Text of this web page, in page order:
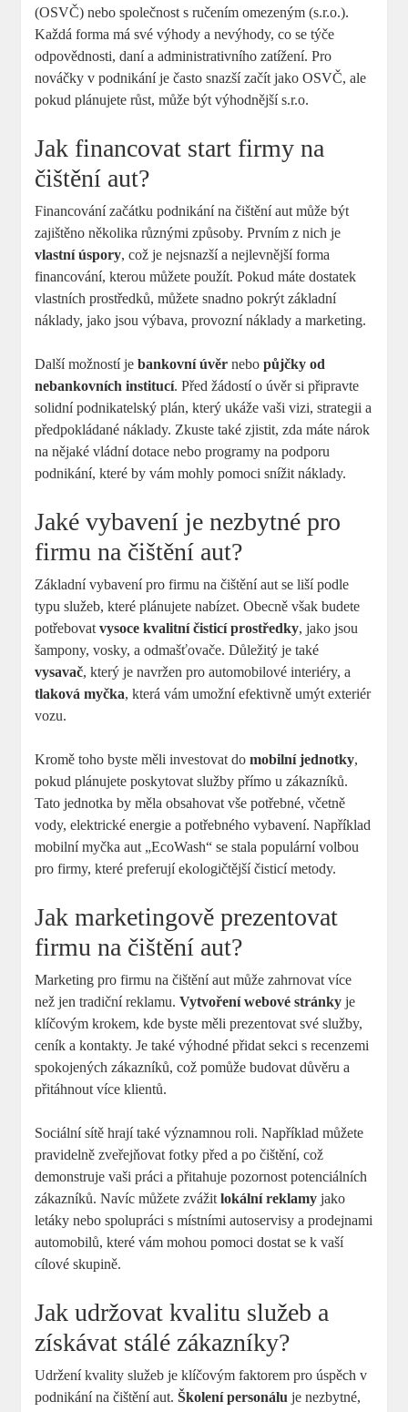
(OSVČ) nebo společnost s ručením omezeným (s.r.o.).
Každá forma má své výhody a nevýhody, co se týče
odpovědnosti, daní a administrativního zatížení. Pro
nováčky v podnikání je často snazší začít jako OSVČ, ale
pokud plánujete růst, může být výhodnější s.r.o.
Jak financovat start firmy na
čištění aut?
Financování začátku podnikání na čištění aut může být
zajištěno několika různými způsoby. Prvním z nich je
vlastní úspory, což je nejsnazší a nejlevnější forma
financování, kterou můžete použít. Pokud máte dostatek
vlastních prostředků, můžete snadno pokrýt základní
náklady, jako jsou výbava, provozní náklady a marketing.
Další možností jebankovní úvěr nebopůjčky od
nebankovních institucí. Před žádostí o úvěr si připravte
solidní podnikatelský plán, který ukáže vaši vizi, strategii a
předpokládané náklady. Zkuste také zjistit, zda máte nárok
na nějaké vládní dotace nebo programy na podporu
podnikání, které by vám mohly pomoci snížit náklady.
Jaké vybavení je nezbytné pro
firmu na čištění aut?
Základní vybavení pro firmu na čištění aut se liší podle
typu služeb, které plánujete nabízet. Obecně však budete
potřebovatvysoce kvalitní čisticí prostředky, jako jsou
šampony, vosky, a odmašťovače. Důležitý je také
vysavač, který je navržen pro automobilové interiéry, a
tlaková myčka, která vám umožní efektivně umýt exteriér
vozu.
Kromě toho byste měli investovat domobilní jednotky,
pokud plánujete poskytovat služby přímo u zákazníků.
Tato jednotka by měla obsahovat vše potřebné, včetně
vody, elektrické energie a potřebného vybavení. Například
mobilní myčka aut „EcoWash“ se stala populární volbou
pro firmy, které preferují ekologičtější čisticí metody.
Jak marketingově prezentovat
firmu na čištění aut?
Marketing pro firmu na čištění aut může zahrnovat více
než jen tradiční reklamu.Vytvoření webové stránky je
klíčovým krokem, kde byste měli prezentovat své služby,
ceník a kontakty. Je také výhodné přidat sekci s recenzemi
spokojených zákazníků, což pomůže budovat důvěru a
přitáhnout více klientů.
Sociální sítě hrají také významnou roli. Například můžete
pravidelně zveřejňovat fotky před a po čištění, což
demonstruje vaši práci a přitahuje pozornost potenciálních
zákazníků. Navíc můžete zvážitlokální reklamy jako
letáky nebo spolupráci s místními autoservisy a prodejnami
automobilů, které vám mohou pomoci dostat se k vaší
cílové skupině.
Jak udržovat kvalitu služeb a
získávat stálé zákazníky?
Udržení kvality služeb je klíčovým faktorem pro úspěch v
podnikání na čištění aut.Školení personálu je nezbytné,